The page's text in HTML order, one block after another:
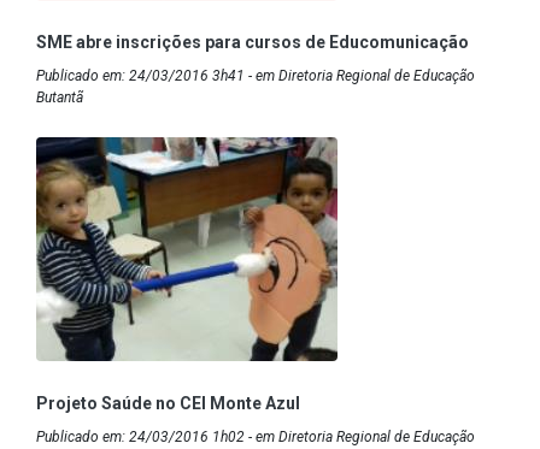
SME abre inscrições para cursos de Educomunicação
Publicado em: 24/03/2016 3h41 - em Diretoria Regional de Educação
Butantã
Projeto Saúde no CEI Monte Azul
Publicado em: 24/03/2016 1h02 - em Diretoria Regional de Educação